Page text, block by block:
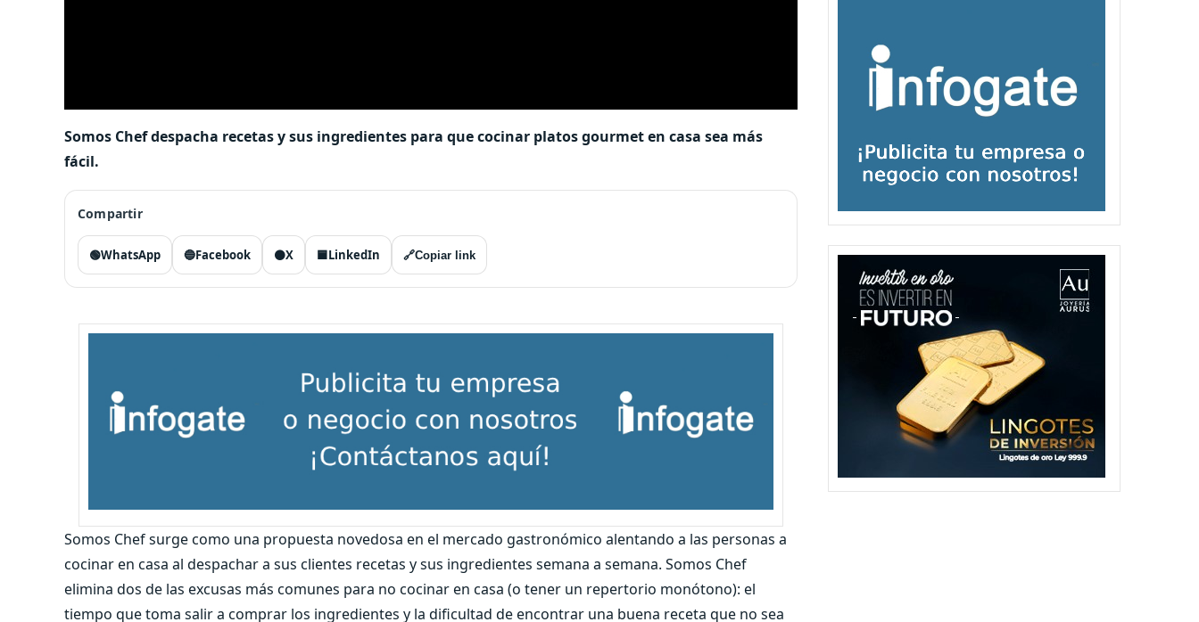
Somos Chef despacha recetas y sus ingredientes para que cocinar platos gourmet en casa sea más
fácil.
Compartir
🟢WhatsApp 🔵Facebook ⚫X 🟦LinkedIn 🔗Copiar link
Somos Chef surge como una propuesta novedosa en el mercado gastronómico alentando a las personas a
cocinar en casa al despachar a sus clientes recetas y sus ingredientes semana a semana. Somos Chef
elimina dos de las excusas más comunes para no cocinar en casa (o tener un repertorio monótono): el
tiempo que toma salir a comprar los ingredientes y la dificultad de encontrar una buena receta que no sea